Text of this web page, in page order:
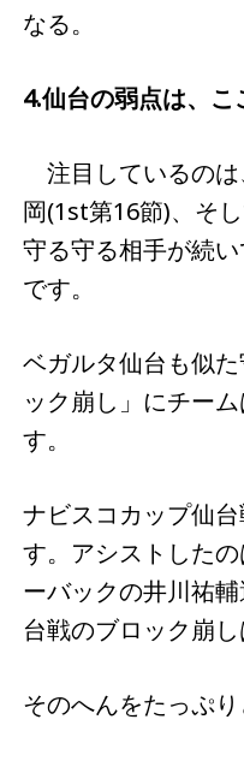
なる。
4.仙台の弱点は、
注目しているのは
岡(1st第16節)、そ
守る守る相手が続
です。
ベガルタ仙台も似
ック崩し」にチー
す。
ナビスコカップ仙
す。アシストした
ーバックの井川祐
台戦のブロック崩し
そのへんをたっぷ